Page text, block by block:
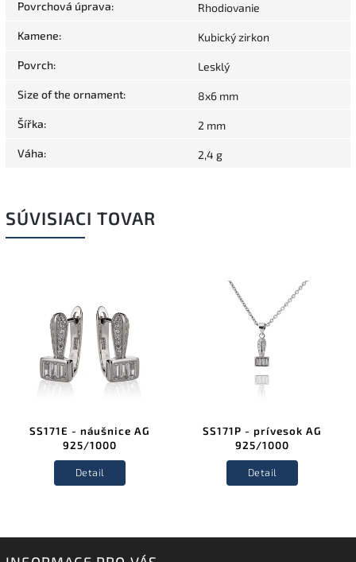
Povrchová úprava: Rhodiovanie
Kamene: Kubický zirkon
Povrch: Lesklý
Size of the ornament: 8x6 mm
Šířka: 2 mm
Váha: 2,4 g
SÚVISIACI TOVAR
SS171E - náušnice AG
925/1000
Detail
SS171P - prívesok AG
925/1000
Detail